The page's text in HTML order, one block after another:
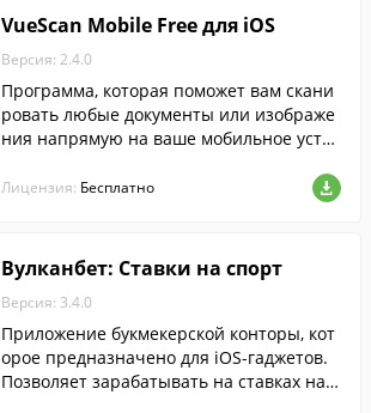
VueScan Mobile Free для iOS
Версия: 2.4.0
Программа, которая поможет вам скани
ровать любые документы или изображе
ния напрямую на ваше мобильное устр
Лицензия: Бесплатно
Вулканбет: Ставки на спорт
Версия: 3.4.0
Приложение букмекерской конторы, кот
орое предназначено для iOS-гаджетов.
Позволяет зарабатывать на ставках на и